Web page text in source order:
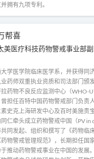
拥有九项专利。
帮喜
美医疗科技药物警戒事业部
学医学院临床医学系，并获得同
药师双重执业资质和司法部门颁
药物不良反应监测中心（WHO-
担任百特中国药物警戒部门负责
史克上海研发中心及百时美施贵
仁牵头成立药物警戒中国（PV in
同发起、组织和撰写了《药物临
物警戒管理规范》，长期担任国
推动药物警戒事业在中国的发展